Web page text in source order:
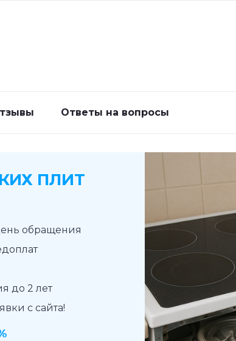
Ответы на вопросы
ПЛИТ
обращения
до 2 лет
с сайта!